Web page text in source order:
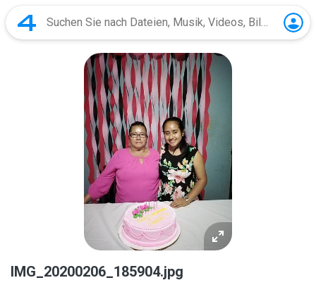
IMG_20200206_185904.jpg